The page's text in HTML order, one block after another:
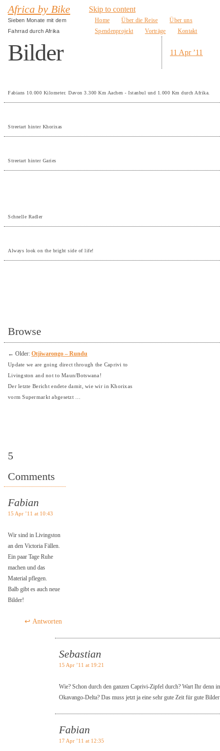
Africa by Bike
Sieben Monate mit dem
Fahrrad durch Afrika
Skip to content
Home Über die Reise
Über uns
Spendenprojekt
Vorträge Kontakt
Bilder 11 Apr ’11
Fabians 10.000 Kilometer. Davon 3.300 Km Aachen - Istanbul und 1.000 Km durch Afrika.
Streetart hinter Khorixas
Streetart hinter Garies
Schnelle Radler
Always look on the bright side of life!
Browse
← Older: Otjiwarongo – Rundu
Update we are going direct through the Caprivi to
Livingston and not to Maun/Botswana!
Der letzte Bericht endete damit, wie wir in Khorixas
vorm Supermarkt abgesetzt …
5
Comments
Fabian
15 Apr ’11 at 10:43
Wir sind in Livingston
an den Victoria Fällen.
Ein paar Tage Ruhe
machen und das
Material pflegen.
Balb gibt es auch neue
Bilder!
Antworten
Sebastian
15 Apr ’11 at 19:21
Wie? Schon durch den ganzen Caprivi-Zipfel durch? Wart Ihr denn
Okavango-Delta? Das muss jetzt ja eine sehr gute Zeit für gute
Fabian
17 Apr ’11 at 12:35